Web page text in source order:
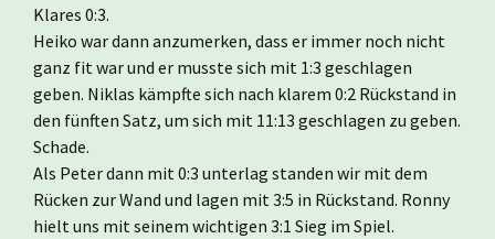
Klares 0:3.
Heiko war dann anzumerken, dass er immer noch nicht
ganz fit war und er musste sich mit 1:3 geschlagen
geben. Niklas kämpfte sich nach klarem 0:2 Rückstand in
den fünften Satz, um sich mit 11:13 geschlagen zu geben.
Schade.
Als Peter dann mit 0:3 unterlag standen wir mit dem
Rücken zur Wand und lagen mit 3:5 in Rückstand. Ronny
hielt uns mit seinem wichtigen 3:1 Sieg im Spiel.